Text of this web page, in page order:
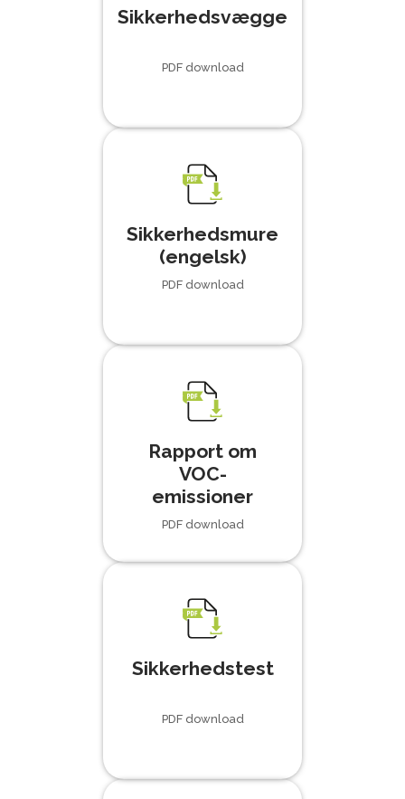
Sikkerhedsvægge
PDF download
Sikkerhedsmure
(engelsk)
PDF download
Rapport om
VOC-
emissioner
PDF download
Sikkerhedstest
PDF download